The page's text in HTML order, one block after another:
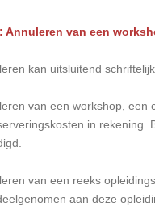
Annuleren van een
kan uitsluitend
van een workshop, een
in rekening.
van een reeks
aan deze